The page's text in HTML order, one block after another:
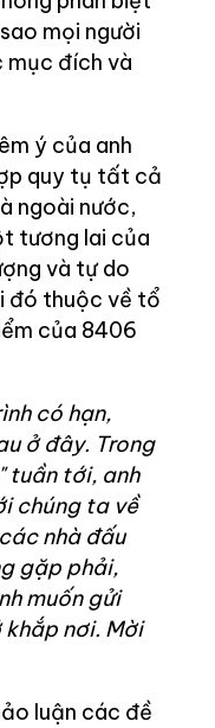
mọi người
mục đích và
ý của anh
quy tụ tất cả
ngoài nước,
tương lai của
và tự do
đó thuộc về tổ
của 8406
có hạn,
ở đây. Trong
tuần tới, anh
chúng ta về
nhà đấu
gặp phải,
muốn gửi
nơi. Mời
luận các đề